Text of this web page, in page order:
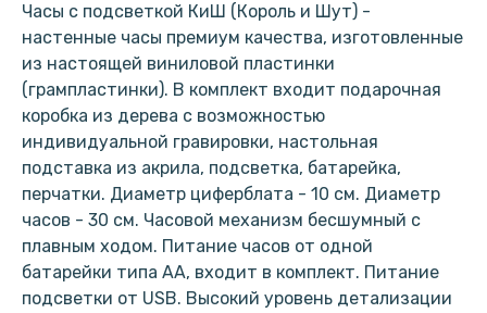
Часы с подсветкой КиШ (Король и Шут) -
настенные часы премиум качества, изготовленные
из настоящей виниловой пластинки
(грампластинки). В комплект входит подарочная
коробка из дерева с возможностью
индивидуальной гравировки, настольная
подставка из акрила, подсветка, батарейка,
перчатки. Диаметр циферблата - 10 см. Диаметр
часов - 30 см. Часовой механизм бесшумный с
плавным ходом. Питание часов от одной
батарейки типа АА, входит в комплект. Питание
подсветки от USB. Высокий уровень детализации